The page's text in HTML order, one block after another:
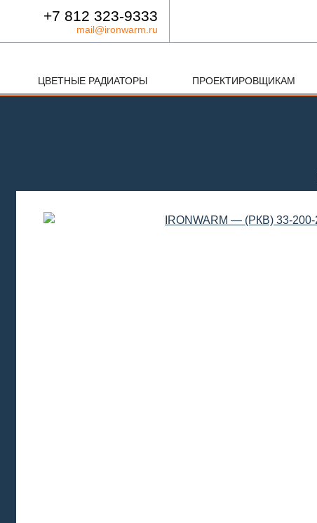
+7 812 323-9333
mail@ironwarm.ru
ЦВЕТНЫЕ РАДИАТОРЫ ПРОЕКТИРОВЩИКАМ